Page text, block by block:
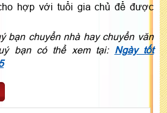
hợp với tuổi gia chủ để được
bạn chuyển nhà hay chuyển văn
bạn có thể xem tại: Ngày tốt